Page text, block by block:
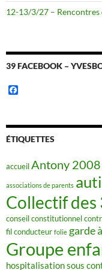
12-13/3/27 – Rencontres
39 FACEBOOK –
b
o
o
ÉTIQUETTES
accueilAntony 2008
associations de parents
Collectif des
conseil constitutionnel
fil conducteur folie garde
Groupe
hospitalisation sous